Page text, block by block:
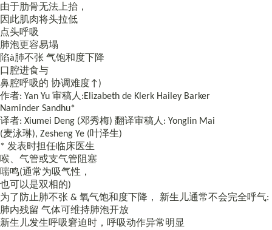
由于肋骨无法上抬，
因此肌肉将头拉低
点头呼吸
肺泡更容易塌
陷à肺不张 气饱和度下降
口腔进食与
鼻腔呼吸的 协调难度↑)
作者: Yan Yu 审稿人:Elizabeth de Klerk Hailey Barker
Naminder Sandhu*
译者: Xiumei Deng (邓秀梅) 翻译审稿人: Yonglin Mai
(麦泳琳), Zesheng Ye (叶泽生)
* 发表时担任临床医生
喉、气管或支气管阻塞
喘鸣(通常为吸气性，
也可以是双相的)
为了防止肺不张 & 氧气饱和度下降， 新生儿通常不会完全呼气:
肺内残留 气体可维持肺泡开放
新生儿发生呼吸窘迫时，呼吸动作异常明显